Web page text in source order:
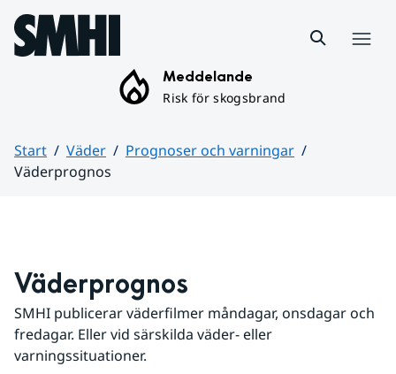
Hoppa till sidans innehåll
Meddelande
Risk för skogsbrand
Start Väder
Prognoser och varningar
Väderprognos
Väderprognos
SMHI publicerar väderfilmer måndagar, onsdagar och
fredagar. Eller vid särskilda väder- eller
varningssituationer.